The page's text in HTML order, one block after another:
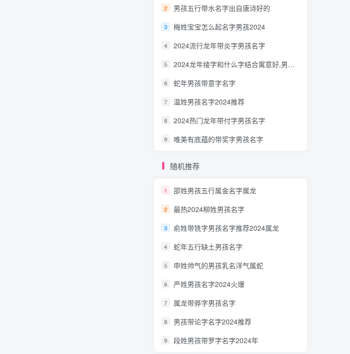
2 男孩五行带水名字出自唐诗好的
3 梅姓宝宝怎么起名字男孩2024
4 2024流行龙年带炎字男孩名字
5 2024龙年绫字和什么字结合寓意好,男孩名字带有绫字的
6 蛇年男孩带意字名字
7 温姓男孩名字2024推荐
8 2024热门龙年带付字男孩名字
9 唯美有底蕴的带奖字男孩名字
随机推荐
1 邵姓男孩五行属金名字属龙
2 最热2024柳姓男孩名字
3 俞姓带铣字男孩名字推荐2024属龙
4 蛇年五行缺土男孩名字
5 申姓帅气的男孩乳名洋气属蛇
6 严姓男孩名字2024火爆
7 属龙带骅字男孩名字
8 男孩带论字名字2024推荐
9 段姓男孩带罗字名字2024年